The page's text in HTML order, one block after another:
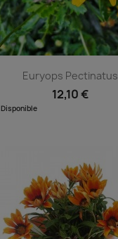
Euryops Pectinatus
12,10 €
Disponible